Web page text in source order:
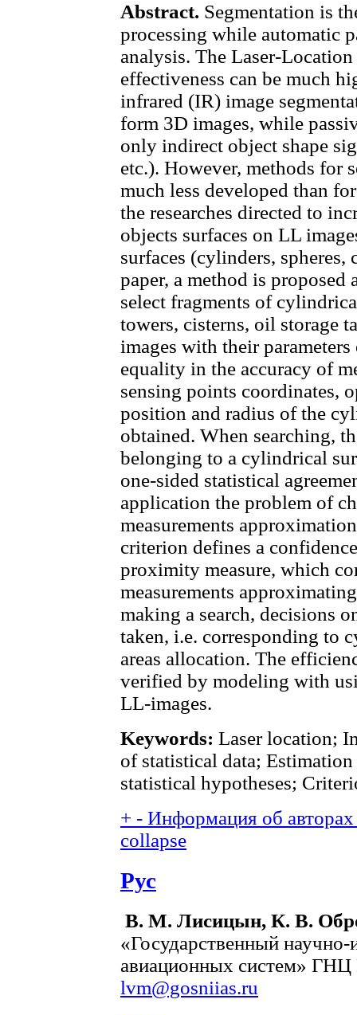
Abstract. Segmentation is
processing while automatic
analysis. The Laser-
effectiveness can be much
infrared (IR) image
form 3D images, while
only indirect object shape
etc.). However, methods for
much less developed than
the researches directed to
objects surfaces on LL
surfaces (cylinders, spheres,
paper, a method is
select fragments of
towers, cisterns, oil storage
images with their
equality in the accuracy of
sensing points coordinates,
position and radius of the
obtained. When searching,
belonging to a cylindrical
one-sided statistical
application the problem of
measurements
criterion defines a
proximity measure, which
measurements
making a search, decisions
taken, i.e. corresponding to
areas allocation. The
verified by modeling with
LL-images.
Keywords: Laser location;
of statistical data;
statistical hypotheses;
+ - Информация об
collapse
Рус
В. М. Лисицын, К. В.
«Государственный научно-
авиационных систем»
lvm@gosniias.ru